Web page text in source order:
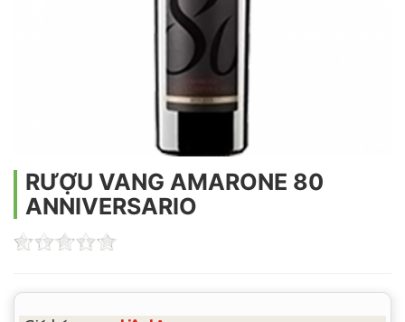
RƯỢU VANG AMARONE 80
ANNIVERSARIO